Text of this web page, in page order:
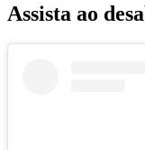
Assista ao